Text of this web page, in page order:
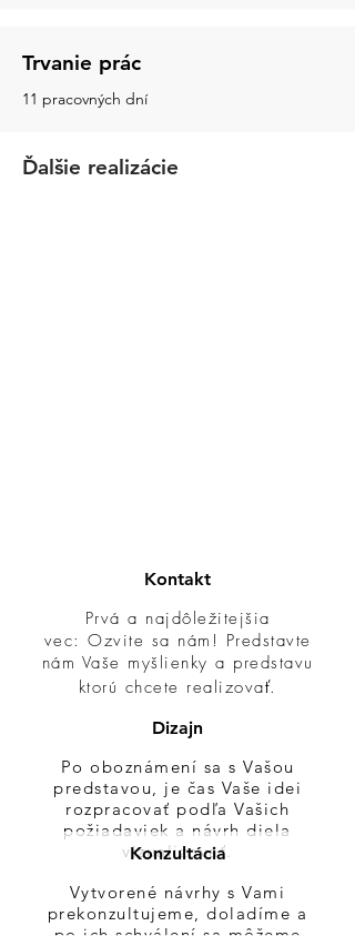
Trvanie prác
11 pracovných dní
Ďalšie realizácie
Kontakt
Prvá a najdôležitejšia
vec: Ozvite sa nám! Predstavte
nám Vaše myšlienky a predstavu
ktorú chcete realizovať.
Dizajn
Po oboznámení sa s Vašou
predstavou, je čas Vaše idei
rozpracovať podľa Vašich
požiadaviek a návrh diela
vizualizovať.
Konzultácia
Vytvorené návrhy s Vami
prekonzultujeme, doladíme a